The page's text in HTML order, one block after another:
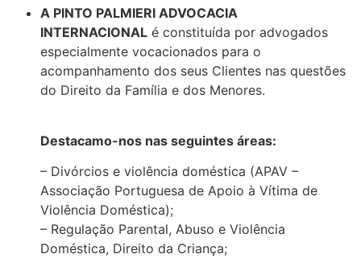
A PINTO PALMIERI ADVOCACIA
INTERNACIONAL é constituída por advogados
especialmente vocacionados para o
acompanhamento dos seus Clientes nas questões
do Direito da Família e dos Menores.
Destacamo-nos nas seguintes áreas:
– Divórcios e violência doméstica (APAV –
Associação Portuguesa de Apoio à Vítima de
Violência Doméstica);
– Regulação Parental, Abuso e Violência
Doméstica, Direito da Criança;